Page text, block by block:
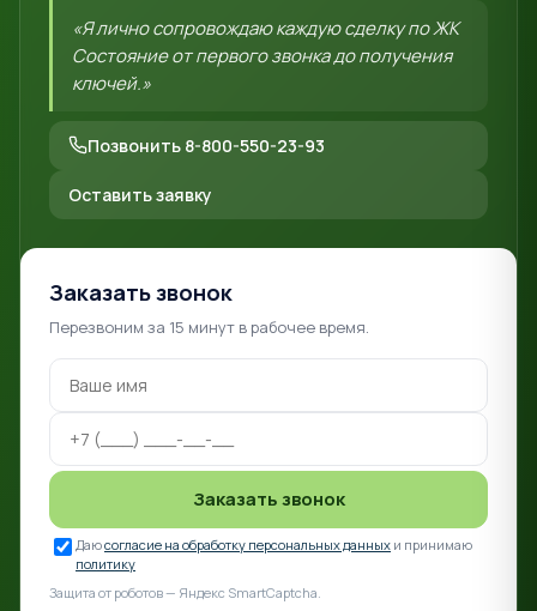
«Я лично сопровождаю каждую сделку по ЖК
Состояние от первого звонка до получения
ключей.»
Позвонить 8-800-550-23-93
Оставить заявку
Заказать звонок
Перезвоним за 15 минут в рабочее время.
Заказать звонок
Даюсогласие на обработку персональных данных и принимаю
политику
Защита от роботов — Яндекс SmartCaptcha.